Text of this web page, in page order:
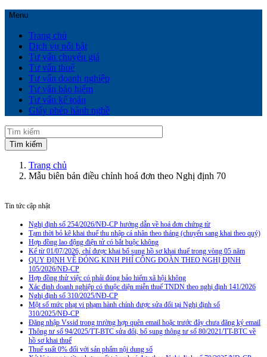
Menu
Trang chủ
Dịch vụ nổi bật
Tư vấn chuyển giá
Tư vấn thuế
Tư vấn doanh nghiệp
Tư vấn bảo hiểm
Tư vấn kế toán
Giấy phép hành nghề
Trang chủ
Mẫu biên bản điều chỉnh hoá đơn theo Nghị định 70
Tin tức cập nhật
Nghị định số 254/2026/NĐ-CP hướng dẫn về hoá đơn chứng từ
Tạm thời bỏ kê khai thuế thu nhập cá nhân theo tháng (chuyển sang khai theo quý)
Hợp đồng lao động điện tử có bắt buộc không
Kể từ 01/07/2026, chỉ được khai bổ sung hồ sơ khai thuế trong vòng 05 năm
QUY ĐỊNH VỀ ĐÓNG KINH PHÍ CÔNG ĐOÀN THEO NGHỊ ĐỊNH
105/2026/NĐ-CP
Hợp đồng thử việc có phải đóng bảo hiểm xã hội không
Xác định doanh nghiệp có thuộc diện miễn thuế TNDN theo nghị định 141/2026
Nghị định số 310/2025/NĐ-CP
Một số mức phạt vi phạm hành chính được sửa đổi tại Nghị định số
310/2025/NĐ-CP
Đăng nhập Vssid trong trường hợp quên email hoặc trước đây chưa đăng ký email
Thông tư số 94/2025/TT-BTC sửa đổi, bổ sung thông tư số 80/2021/TT-BTC về
hồ sơ khai thuế
Thuế suất 0% đối với sản phẩm nội dung số